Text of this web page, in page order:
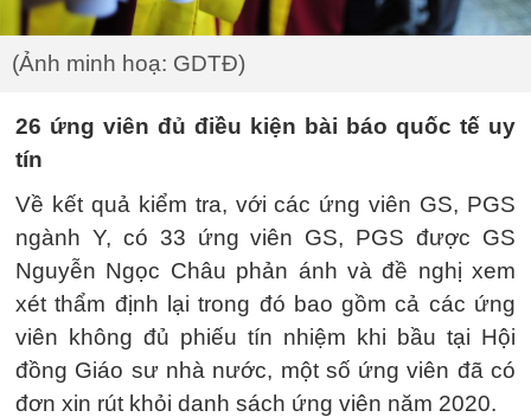
(Ảnh minh hoạ: GDTĐ)
26 ứng viên đủ điều kiện bài báo quốc tế uy
tín
Về kết quả kiểm tra, với các ứng viên GS, PGS
ngành Y, có 33 ứng viên GS, PGS được GS
Nguyễn Ngọc Châu phản ánh và đề nghị xem
xét thẩm định lại trong đó bao gồm cả các ứng
viên không đủ phiếu tín nhiệm khi bầu tại Hội
đồng Giáo sư nhà nước, một số ứng viên đã có
đơn xin rút khỏi danh sách ứng viên năm 2020.